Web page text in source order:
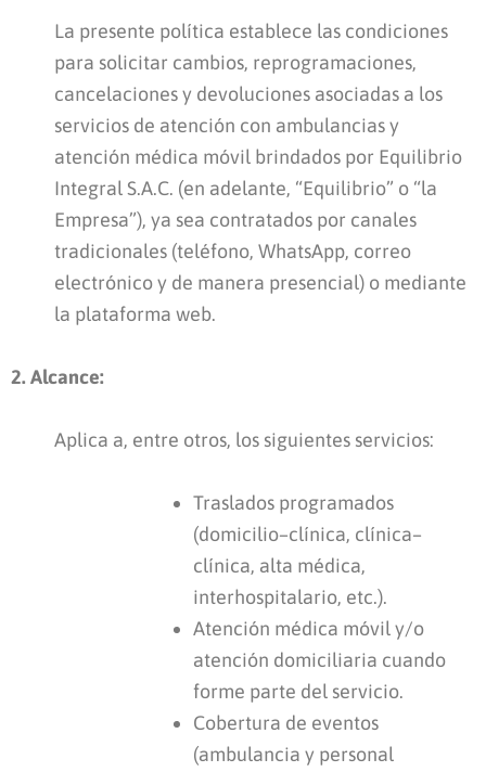
La presente política establece las condiciones
para solicitar cambios, reprogramaciones,
cancelaciones y devoluciones asociadas a los
servicios de atención con ambulancias y
atención médica móvil brindados por Equilibrio
Integral S.A.C. (en adelante, “Equilibrio” o “la
Empresa”), ya sea contratados por canales
tradicionales (teléfono, WhatsApp, correo
electrónico y de manera presencial) o mediante
la plataforma web.
2. Alcance:
Aplica a, entre otros, los siguientes servicios:
Traslados programados
(domicilio–clínica, clínica–
clínica, alta médica,
interhospitalario, etc.).
Atención médica móvil y/o
atención domiciliaria cuando
forme parte del servicio.
Cobertura de eventos
(ambulancia y personal